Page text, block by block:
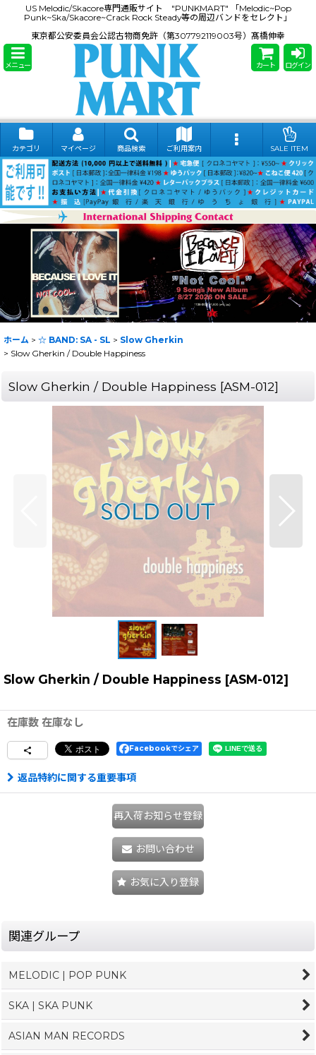
US Melodic/Skacore専門通販サイト "PUNKMART" 「Melodic~Pop
Punk~Ska/Skacore~Crack Rock Steady等の周辺バンドをセレクト」
東京都公安委員会公認古物商免許（第307792119003号）髙橋伸幸
メニュー カート ログイン
カテゴリ マイページ 商品検索 ご利用案内 SALE ITEM
ホーム > ☆ BAND: SA - SL > Slow Gherkin
> Slow Gherkin / Double Happiness
Slow Gherkin / Double Happiness [ASM-012]
Slow Gherkin / Double Happiness [ASM-012]
在庫数 在庫なし
Facebookでシェア
返品特約に関する重要事項
再入荷お知らせ登録
お問い合わせ
お気に入り登録
関連グループ
MELODIC | POP PUNK
SKA | SKA PUNK
ASIAN MAN RECORDS